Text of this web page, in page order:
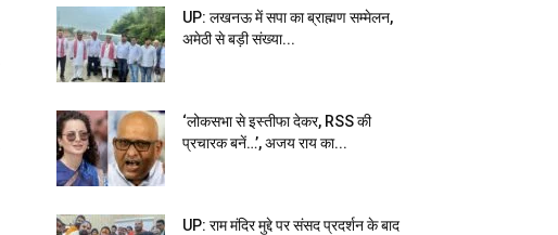
UP: लखनऊ में सपा का ब्राह्मण सम्मेलन,
अमेठी से बड़ी संख्या...
‘लोकसभा से इस्तीफा देकर, RSS की
प्रचारक बनें…’, अजय राय का...
UP: राम मंदिर मुद्दे पर संसद प्रदर्शन के बाद